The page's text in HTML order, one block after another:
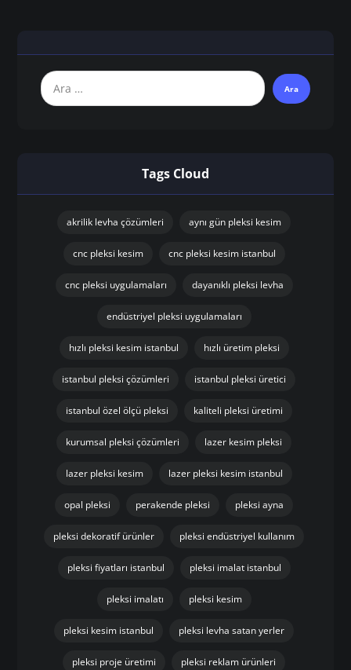
Tags Cloud
akrilik levha çözümleri aynı gün pleksi kesim
cnc pleksi kesim cnc pleksi kesim istanbul
cnc pleksi uygulamaları dayanıklı pleksi levha
endüstriyel pleksi uygulamaları
hızlı pleksi kesim istanbul hızlı üretim pleksi
istanbul pleksi çözümleri istanbul pleksi üretici
istanbul özel ölçü pleksi kaliteli pleksi üretimi
kurumsal pleksi çözümleri lazer kesim pleksi
lazer pleksi kesim lazer pleksi kesim istanbul
opal pleksi perakende pleksi pleksi ayna
pleksi dekoratif ürünler pleksi endüstriyel kullanım
pleksi fiyatları istanbul pleksi imalat istanbul
pleksi imalatı pleksi kesim
pleksi kesim istanbul pleksi levha satan yerler
pleksi proje üretimi pleksi reklam ürünleri